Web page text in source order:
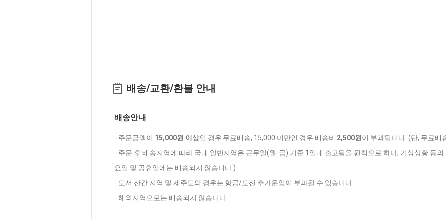
배송/교환/환불 안내
배송안내
- 주문금액이 15,000원 이상인 경우 무료배송, 15,000 미만인 경우 배송비 2,500원 이 부과됩니다. (단, 무료배
- 주문 후 배송지역에 따라 국내 일반지역은 근무일(월-금) 기준 1일내 출고됨을 원칙으로 하나, 기상상황 등
요일 및 공휴일에는 배송되지 않습니다.)
- 도서 산간 지역 및 제주도의 경우는 항공/도선 추가운임이 부과될 수 있습니다.
- 해외지역으로는 배송되지 않습니다.